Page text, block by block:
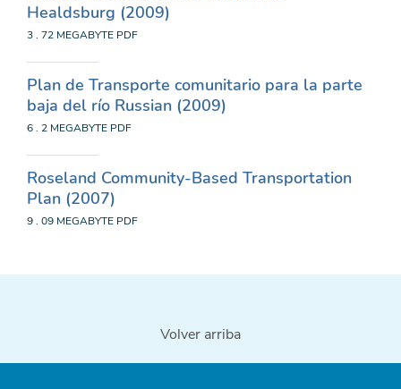
Healdsburg (2009)
3 . 72 MEGABYTE PDF
Plan de Transporte comunitario para la parte
baja del río Russian (2009)
6 . 2 MEGABYTE PDF
Roseland Community-Based Transportation
Plan (2007)
9 . 09 MEGABYTE PDF
Volver arriba